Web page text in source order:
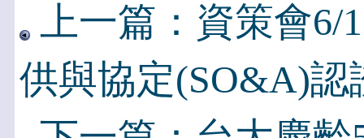
上一篇：資策會
供與協定(SO&A)認